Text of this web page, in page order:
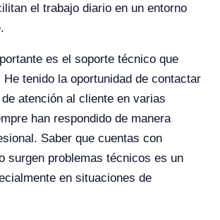
el trabajo diario en un entorno
es el soporte técnico que
tenido la oportunidad de contactar
atención al cliente en varias
han respondido de manera
Saber que cuentas con
surgen problemas técnicos es un
en situaciones de